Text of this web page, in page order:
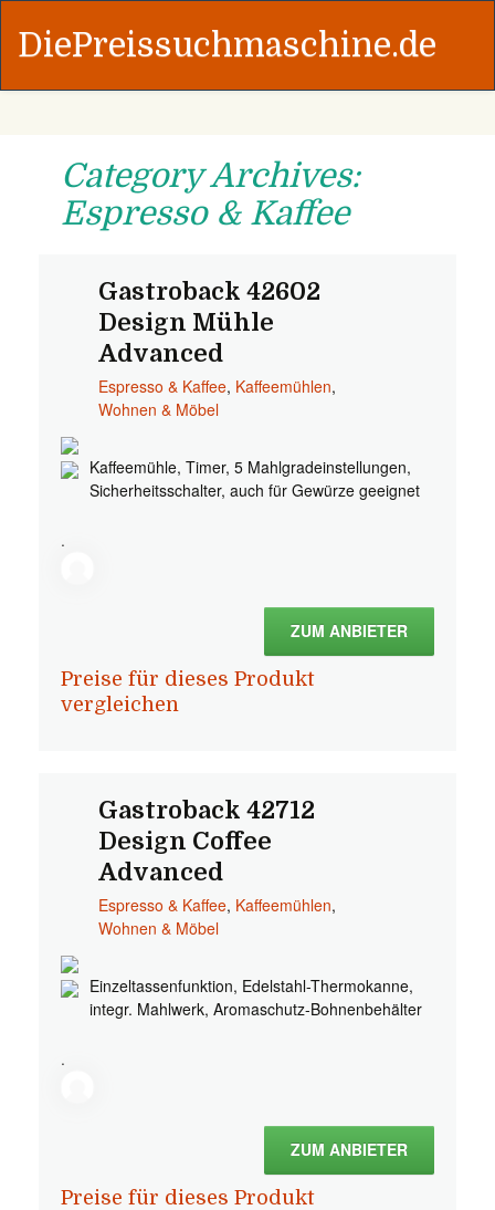
DiePreissuchmaschine.de
Category Archives:
Espresso & Kaffee
Gastroback 42602
Design Mühle
Advanced
Espresso & Kaffee, Kaffeemühlen,
Wohnen & Möbel
Kaffeemühle, Timer, 5 Mahlgradeinstellungen,
Sicherheitsschalter, auch für Gewürze geeignet
.
ZUM ANBIETER
Preise für dieses Produkt
vergleichen
Gastroback 42712
Design Coffee
Advanced
Espresso & Kaffee, Kaffeemühlen,
Wohnen & Möbel
Einzeltassenfunktion, Edelstahl-Thermokanne,
integr. Mahlwerk, Aromaschutz-Bohnenbehälter
.
ZUM ANBIETER
Preise für dieses Produkt